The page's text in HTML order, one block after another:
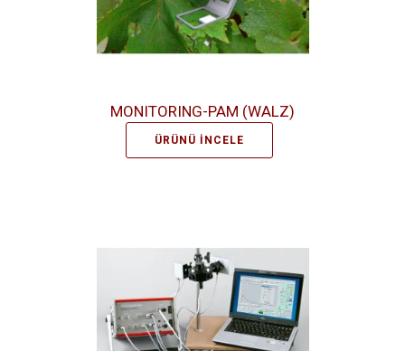
MONITORING-PAM (WALZ)
ÜRÜNÜ İNCELE